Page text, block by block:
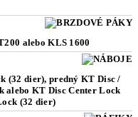
alebo KLS 1600
(32 dier), predný KT Disc /
alebo KT Disc Center Lock
(32 dier)